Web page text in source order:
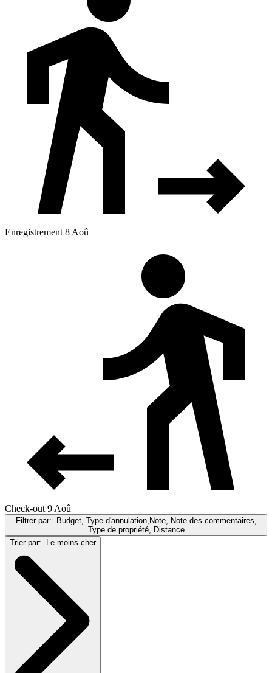
Enregistrement 8 Aoû
Check-out 9 Aoû
Filtrer par: Budget, Type d'annulation,Note, Note des commentaires,
Type de propriété, Distance
Trier par: Le moins cher